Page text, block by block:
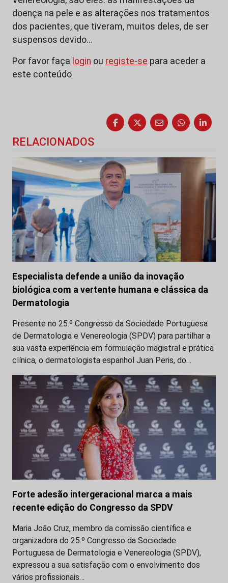
doença na pele e as alterações nos tratamentos
dos pacientes, que tiveram, muitos deles, de ser
suspensos devido…
Por favor faça login ou registe-se para aceder a
este conteúdo
RELACIONADOS
Especialista defende a união da inovação
biológica com a vertente humana e clássica da
Dermatologia
Presente no 25.º Congresso da Sociedade Portuguesa
de Dermatologia e Venereologia (SPDV) para partilhar a
sua vasta experiência em formulação magistral e prática
clínica, o dermatologista espanhol Juan Peris, do…
Forte adesão intergeracional marca a mais
recente edição do Congresso da SPDV
Maria João Cruz, membro da comissão científica e
organizadora do 25.º Congresso da Sociedade
Portuguesa de Dermatologia e Venereologia (SPDV),
expressou a sua satisfação com o envolvimento dos
vários profissionais…